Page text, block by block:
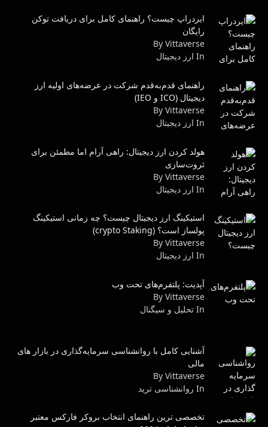
ایردراپ چیست؟ راهنمای کامل برای دریافت توکن
رایگان
By Vittaverse
In ارز دیجیتال
راهنمای قدم‌به‌قدم شرکت در عرضه‌های اولیه ارز
دیجیتال (ICO و IEO)
By Vittaverse
In ارز دیجیتال
هولد کردن ارز دیجیتال: راهی آرام اما مطمئن برای
ثروت‌سازی
By Vittaverse
In ارز دیجیتال
استیکینگ ارز دیجیتال چیست؟ چه زمانی استیکینگ
پولساز است؟ (crypto Staking)
By Vittaverse
In ارز دیجیتال
آپدیت: پلتفرم‌های تحت وب
By Vittaverse
In تحلیل و سیگنال
آشنایی کامل با روانشناسی سرمایه‌گذاری در بازار های
مالی
By Vittaverse
In روانشناسى ترید
تخصصی ترین راهنمای انتخاب بروکر فارکس معتبر